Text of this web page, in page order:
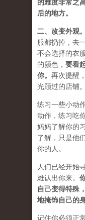
的难度非常之
后的地方。
二、 改变外观。
服都扔掉，去
不会选择的衣
的颜色， 要看
你。 再次提醒
光顾过的店铺。
练习一些小动
动作，练习吃
妈妈了解你的
了解，只是他
你的人。
人们已经开始
难认出你来。
自己变得特殊
地掩饰自己的身
记住你必须正